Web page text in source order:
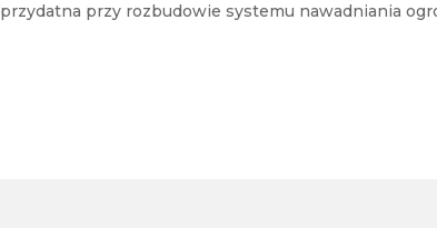
przy rozbudowie systemu nawadniania